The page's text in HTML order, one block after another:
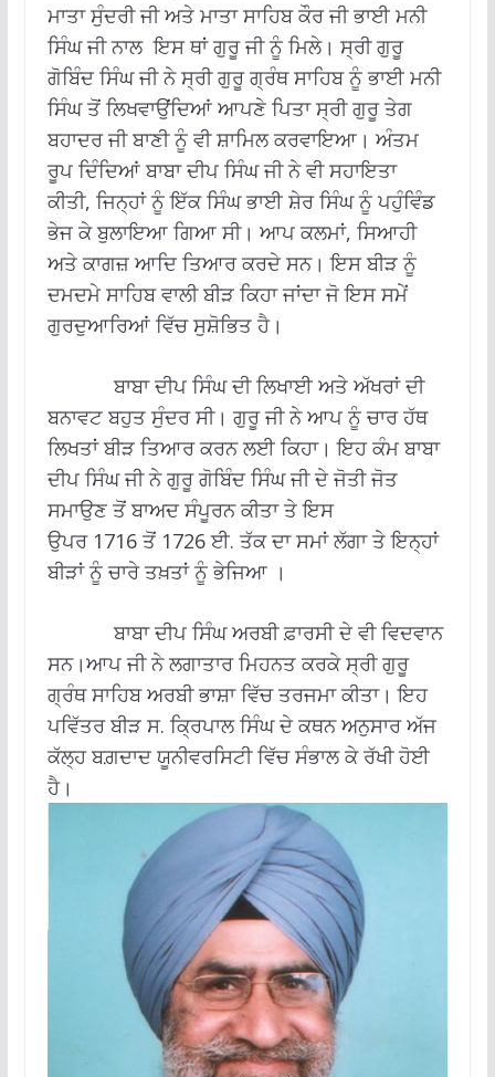
ਮਾਤਾ ਸੁੰਦਰੀ ਜੀ ਅਤੇ ਮਾਤਾ ਸਾਹਿਬ ਕੌਰ ਜੀ ਭਾਈ ਮਨੀ
ਸਿੰਘ ਜੀ ਨਾਲ ਇਸ ਥਾਂ ਗੁਰੂ ਜੀ ਨੂੰ ਮਿਲੇ। ਸ੍ਰੀ ਗੁਰੂ
ਗੋਬਿੰਦ ਸਿੰਘ ਜੀ ਨੇ ਸ੍ਰੀ ਗੁਰੂ ਗ੍ਰੰਥ ਸਾਹਿਬ ਨੂੰ ਭਾਈ ਮਨੀ
ਸਿੰਘ ਤੋਂ ਲਿਖਵਾਉਂਦਿਆਂ ਆਪਣੇ ਪਿਤਾ ਸ੍ਰੀ ਗੁਰੂ ਤੇਗ
ਬਹਾਦਰ ਜੀ ਬਾਣੀ ਨੂੰ ਵੀ ਸ਼ਾਮਿਲ ਕਰਵਾਇਆ। ਅੰਤਮ
ਰੂਪ ਦਿੰਦਿਆਂ ਬਾਬਾ ਦੀਪ ਸਿੰਘ ਜੀ ਨੇ ਵੀ ਸਹਾਇਤਾ
ਕੀਤੀ, ਜਿਨ੍ਹਾਂ ਨੂੰ ਇੱਕ ਸਿੰਘ ਭਾਈ ਸ਼ੇਰ ਸਿੰਘ ਨੂੰ ਪਹੁੰਵਿੰਡ
ਭੇਜ ਕੇ ਬੁਲਾਇਆ ਗਿਆ ਸੀ। ਆਪ ਕਲਮਾਂ, ਸਿਆਹੀ
ਅਤੇ ਕਾਗਜ਼ ਆਦਿ ਤਿਆਰ ਕਰਦੇ ਸਨ। ਇਸ ਬੀੜ ਨੂੰ
ਦਮਦਮੇ ਸਾਹਿਬ ਵਾਲੀ ਬੀੜ ਕਿਹਾ ਜਾਂਦਾ ਜੋ ਇਸ ਸਮੇਂ
ਗੁਰਦੁਆਰਿਆਂ ਵਿੱਚ ਸੁਸ਼ੋਭਿਤ ਹੈ।
ਬਾਬਾ ਦੀਪ ਸਿੰਘ ਦੀ ਲਿਖਾਈ ਅਤੇ ਅੱਖਰਾਂ ਦੀ
ਬਨਾਵਟ ਬਹੁਤ ਸੁੰਦਰ ਸੀ। ਗੁਰੂ ਜੀ ਨੇ ਆਪ ਨੂੰ ਚਾਰ ਹੱਥ
ਲਿਖਤਾਂ ਬੀੜ ਤਿਆਰ ਕਰਨ ਲਈ ਕਿਹਾ। ਇਹ ਕੰਮ ਬਾਬਾ
ਦੀਪ ਸਿੰਘ ਜੀ ਨੇ ਗੁਰੂ ਗੋਬਿੰਦ ਸਿੰਘ ਜੀ ਦੇ ਜੋਤੀ ਜੋਤ
ਸਮਾਉਣ ਤੋਂ ਬਾਅਦ ਸੰਪੂਰਨ ਕੀਤਾ ਤੇ ਇਸ
ਉਪਰ 1716 ਤੋਂ 1726 ਈ. ਤੱਕ ਦਾ ਸਮਾਂ ਲੱਗਾ ਤੇ ਇਨ੍ਹਾਂ
ਬੀੜਾਂ ਨੂੰ ਚਾਰੇ ਤਖ਼ਤਾਂ ਨੂੰ ਭੇਜਿਆ ।
ਬਾਬਾ ਦੀਪ ਸਿੰਘ ਅਰਬੀ ਫ਼ਾਰਸੀ ਦੇ ਵੀ ਵਿਦਵਾਨ
ਸਨ।ਆਪ ਜੀ ਨੇ ਲਗਾਤਾਰ ਮਿਹਨਤ ਕਰਕੇ ਸ੍ਰੀ ਗੁਰੂ
ਗ੍ਰੰਥ ਸਾਹਿਬ ਅਰਬੀ ਭਾਸ਼ਾ ਵਿੱਚ ਤਰਜਮਾ ਕੀਤਾ। ਇਹ
ਪਵਿੱਤਰ ਬੀੜ ਸ. ਕ੍ਰਿਪਾਲ ਸਿੰਘ ਦੇ ਕਥਨ ਅਨੁਸਾਰ ਅੱਜ
ਕੱਲ੍ਹ ਬਗ਼ਦਾਦ ਯੂਨੀਵਰਸਿਟੀ ਵਿੱਚ ਸੰਭਾਲ ਕੇ ਰੱਖੀ ਹੋਈ
ਹੈ।